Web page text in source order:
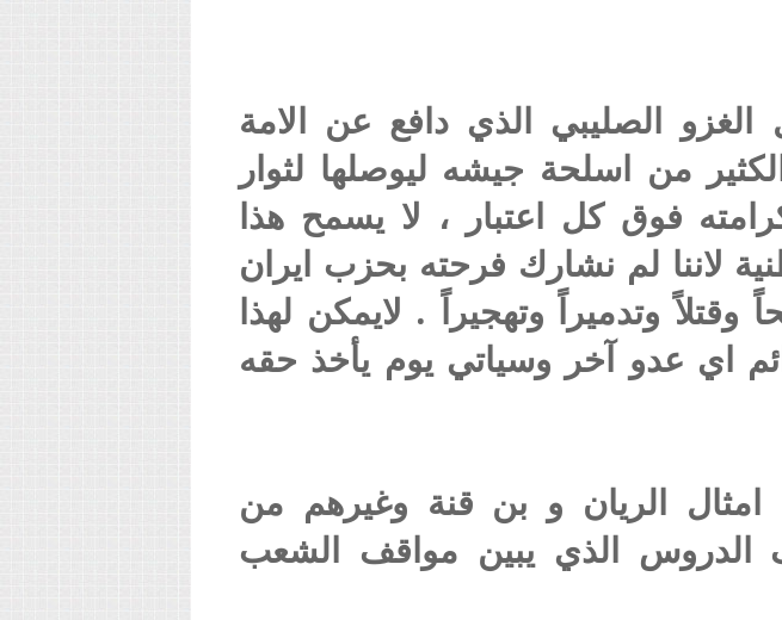
الصليبي الذي دافع عن الامة
من اسلحة جيشه ليوصلها لثوار
فوق كل اعتبار ، لا يسمح هذا
لاننا لم نشارك فرحته بحزب ايران
وتدميراً وتهجيراً . لايمكن لهذا
اي عدو آخر وسياتي يوم يأخذ حقه
امثال الريان و بن قنة وغيرهم من
الدروس الذي يبين مواقف الشعب